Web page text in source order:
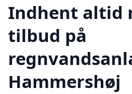
Indhent altid
tilbud på
Hammershøj